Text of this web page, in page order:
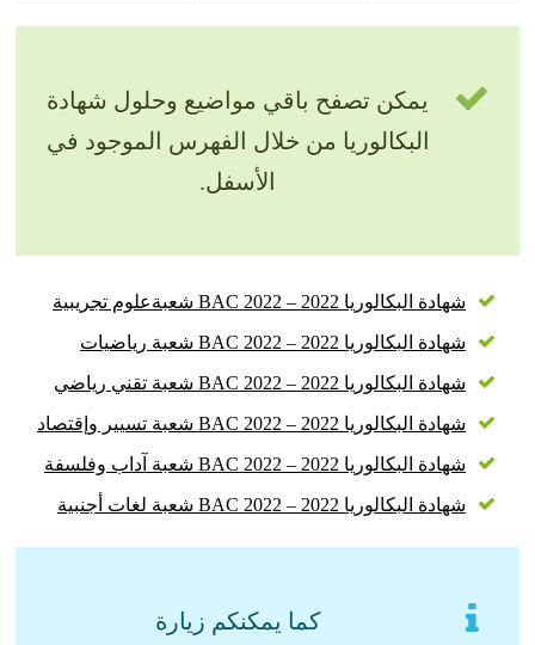
يمكن تصفح باقي مواضيع وحلول شهادة
البكالوريا من خلال الفهرس الموجود في
الأسفل.
شهادة البكالوريا 2022 – BAC 2022 شعبةعلوم تجريبية
شهادة البكالوريا 2022 – BAC 2022 شعبة رياضيات
شهادة البكالوريا 2022 – BAC 2022 شعبة تقني رياضي
شهادة البكالوريا 2022 – BAC 2022 شعبة تسيير وإقتصاد
شهادة البكالوريا 2022 – BAC 2022 شعبة آداب وفلسفة
شهادة البكالوريا 2022 – BAC 2022 شعبة لغات أجنبية
كما يمكنكم زيارة